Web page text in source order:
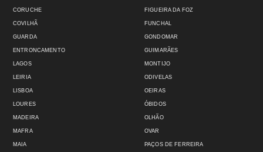
CORUCHE
COVILHÃ
GUARDA
ENTRONCAMENTO
FIGUEIRA DA FOZ
FUNCHAL
GONDOMAR
GUIMARÃES
LAGOS
LEIRIA
LISBOA
LOURES
MADEIRA
MAFRA
MAIA
MONTIJO
ODIVELAS
OEIRAS
ÓBIDOS
OLHÃO
OVAR
PAÇOS DE FERREIRA